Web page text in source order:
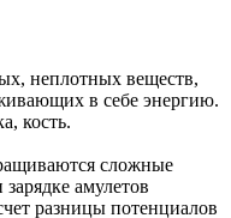
неплотных веществ,
в себе энергию.
кость.
сложные
амулетов
разницы потенциалов